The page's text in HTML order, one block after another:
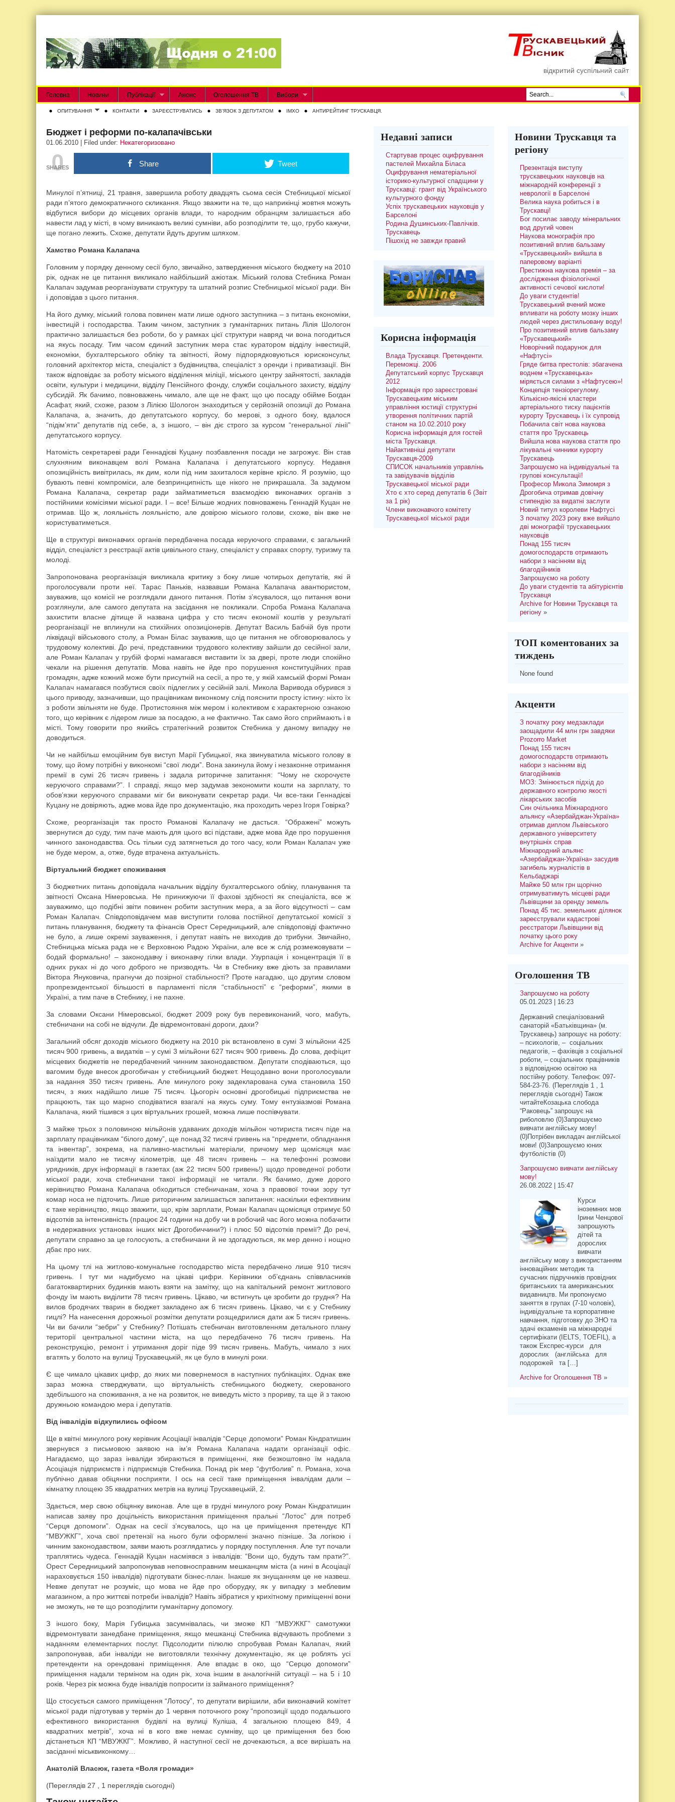
відкритий суспільний сайт
Головна Новини Публікації Анонс Оголошення ТВ Вибори
ОПИТУВАННЯ КОНТАКТИ ЗАРЕЄСТРУВАТИСЬ ЗВʼЯЗОК З ДЕПУТАТОМ IMXO АНТИРЕЙТИНГ ТРУСКАВЦЯ.
Бюджет і реформи по-калапачівськи
01.06.2010 | Filed under: Некатегоризовано
0
SHARES Share Tweet
Минулої п’ятниці, 21 травня, завершила роботу двадцять сьома сесія Стебницької міської
ради п’ятого демократичного скликання. Якщо зважити на те, що наприкінці жовтня можуть
відбутися вибори до місцевих органів влади, то народним обранцям залишається або
навести лад у місті, в чому виникають великі сумніви, або розподілити те, що, грубо кажучи,
ще погано лежить. Схоже, депутати йдуть другим шляхом.
Хамство Романа Калапача
Головним у порядку денному сесії було, звичайно, затвердження міського бюджету на 2010
рік, однак не це питання викликало найбільший ажіотаж. Міський голова Стебника Роман
Калапач задумав реорганізувати структуру та штатний розпис Стебницької міської ради. Він
і доповідав з цього питання.
На його думку, міський голова повинен мати лише одного заступника – з питань економіки,
інвестицій і господарства. Таким чином, заступник з гуманітарних питань Лілія Шологон
практично залишається без роботи, бо у рамках цієї структури навряд чи вона погодиться
на якусь посаду. Тим часом єдиний заступник мера стає куратором відділу інвестицій,
економіки, бухгалтерського обліку та звітності, йому підпорядковуються юрисконсульт,
головний архітектор міста, спеціаліст з будівництва, спеціаліст з оренди і приватизації. Він
також відповідає за роботу міського відділення міліції, міського центру зайнятості, закладів
освіти, культури і медицини, відділу Пенсійного фонду, служби соціального захисту, відділу
субсидій. Як бачимо, повноважень чимало, але ще не факт, що цю посаду обійме Богдан
Асафат, який, схоже, разом з Лілією Шологон знаходиться у серйозній опозиції до Романа
Калапача, а, значить, до депутатського корпусу, бо мерові, з одного боку, вдалося
“підім’яти” депутатів під себе, а, з іншого, – він діє строго за курсом “генеральної лінії”
депутатського корпусу.
Натомість секретареві ради Геннадієві Куцану позбавлення посади не загрожує. Він став
слухняним виконавцем волі Романа Калапача і депутатського корпусу. Недавня
опозиційність вивітрилась, як дим, коли під ним захиталося керівне крісло. Я розумію, що
бувають певні компроміси, але безпринципність ще нікого не прикрашала. За задумом
Романа Калапача, секретар ради займатиметься взаємодією виконавчих органів з
постійними комісіями міської ради. І – все! Більше жодних повноважень Геннадій Куцан не
отримав. Що ж, лояльність лояльністю, але довірою міського голови, схоже, він вже не
користуватиметься.
Ще в структурі виконавчих органів передбачена посада керуючого справами, є загальний
відділ, спеціаліст з реєстрації актів цивільного стану, спеціаліст у справах спорту, туризму та
молоді.
Запропонована реорганізація викликала критику з боку лише чотирьох депутатів, які й
проголосували проти неї. Тарас Паньків, назвавши Романа Калапача авантюристом,
зауважив, що комісії не розглядали даного питання. Потім з’ясувалося, що питання вони
розглянули, але самого депутата на засідання не покликали. Спроба Романа Калапача
захистити власне дітище й названа цифра у сто тисяч економії коштів у результаті
реорганізації не вплинули на стихійних опозиціонерів. Депутат Василь Бабчій був проти
ліквідації військового столу, а Роман Білас зауважив, що це питання не обговорювалось у
трудовому колективі. До речі, представники трудового колективу зайшли до сесійної зали,
але Роман Калапач у грубій формі намагався виставити їх за двері, проте люди спокійно
чекали на рішення депутатів. Мова навіть не йде про порушення конституційних прав
громадян, адже кожний може бути присутній на сесії, а про те, у якій хамській формі Роман
Калапач намагався позбутися своїх підлеглих у сесійній залі. Микола Варивода обурився з
цього приводу, зазначивши, що працівникам виконкому слід пояснити просту істину: ніхто їх
з роботи звільняти не буде. Протистояння між мером і колективом є характерною ознакою
того, що керівник є лідером лише за посадою, а не фактично. Так само його сприймають і в
місті. Тому говорити про якийсь стратегічний розвиток Стебника у даному випадку не
доводиться.
Чи не найбільш емоційним був виступ Марії Губицької, яка звинуватила міського голову в
тому, що йому потрібні у виконкомі “свої люди”. Вона закинула йому і незаконне отримання
премії в сумі 26 тисяч гривень і задала риторичне запитання: “Чому не скорочуєте
керуючого справами?”. І справді, якщо мер задумав зекономити кошти на зарплату, то
обов’язки керуючого справами міг би виконувати секретар ради. Чи все-таки Геннадієві
Куцану не довіряють, адже мова йде про документацію, яка проходить через Ігоря Говірка?
Схоже, реорганізація так просто Романові Калапачу не дасться. “Ображені” можуть
звернутися до суду, тим паче мають для цього всі підстави, адже мова йде про порушення
чинного законодавства. Ось тільки суд затягнеться до того часу, коли Роман Калапач уже
не буде мером, а, отже, буде втрачена актуальність.
Віртуальний бюджет споживання
З бюджетних питань доповідала начальник відділу бухгалтерського обліку, планування та
звітності Оксана Німеровська. Не принижуючи її фахові здібності як спеціаліста, все ж
зауважимо, що подібні звіти повинен робити заступник мера, а за його відсутності – сам
Роман Калапач. Співдоповідачем мав виступити голова постійної депутатської комісії з
питань планування, бюджету та фінансів Орест Середницький, але співдоповіді фактично
не було, а лише окремі зауваження, і депутат навіть не виходив до трибуни. Звичайно,
Стебницька міська рада не є Верховною Радою України, але все ж слід розмежовувати –
бодай формально! – законодавчу і виконавчу гілки влади. Узурпація і концентрація її в
одних руках ні до чого доброго не призводять. Чи в Стебнику вже діють за правилами
Віктора Януковича, прагнучи до позірної стабільності? Проте нагадаю, що другим словом
пропрезидентської більшості в парламенті після “стабільності” є “реформи”, якими в
Україні, а тим паче в Стебнику, і не пахне.
За словами Оксани Німеровської, бюджет 2009 року був перевиконаний, чого, мабуть,
стебничани на собі не відчули. Де відремонтовані дороги, дахи?
Загальний обсяг доходів міського бюджету на 2010 рік встановлено в сумі 3 мільйони 425
тисяч 900 гривень, а видатків – у сумі 3 мільйони 627 тисяч 900 гривень. До слова, дефіцит
місцевих бюджетів не передбачений чинним законодавством. Депутати сподіваються, що
вагомим буде внесок дрогобичан у стебницький бюджет. Нещодавно вони проголосували
за надання 350 тисяч гривень. Але минулого року задекларована сума становила 150
тисяч, з яких надійшло лише 75 тисяч. Цьогоріч основні дрогобицькі підприємства не
працюють, так що марно сподіватися взагалі на якусь суму. Тому ентузіазмові Романа
Калапача, який тішився з цих віртуальних грошей, можна лише поспівчувати.
З майже трьох з половиною мільйонів удаваних доходів мільйон чотириста тисяч піде на
зарплату працівникам “білого дому”, ще понад 32 тисячі гривень на “предмети, обладнання
та інвентар”, зокрема, на паливно-мастильні матеріали, причому мер щомісяця має
наїздити мало не тисячу кілометрів, ще 48 тисяч гривень – на телефонні розмови
урядників, друк інформації в газетах (аж 22 тисяч 500 гривень!) щодо проведеної роботи
міської ради, хоча стебничани такої інформації не читали. Як бачимо, дуже дорого
керівництво Романа Калапача обходиться стебничанам, хоча з правової точки зору тут
комар носа не підточить. Лише риторичним залишається запитання: наскільки ефективним
є таке керівництво, якщо зважити, що, крім зарплати, Роман Калапач щомісяця отримує 50
відсотків за інтенсивність (працює 24 години на добу чи в робочий час його можна побачити
в недержавних установах інших міст Дрогобиччини?) і плюс 50 відсотків премії? До речі,
депутати справно за це голосують, а стебничани й не здогадуються, як мер денно і нощно
дбає про них.
На цьому тлі на житлово-комунальне господарство міста передбачено лише 910 тисяч
гривень. І тут ми надибуємо на цікаві цифри. Керівники об’єднань співвласників
багатоквартирних будинків мають взяти на замітку, що на капітальний ремонт житлового
фонду їм мають виділити 78 тисяч гривень. Цікаво, чи встигнуть це зробити до грудня? На
вилов бродячих тварин в бюджет закладено аж 6 тисяч гривень. Цікаво, чи є у Стебнику
гицлі? На нанесення дорожньої розмітки депутати розщедрилися дати аж 5 тисяч гривень.
Чи ви бачили “зебри” у Стебнику? Потішать стебничан виготовленням детального плану
території центральної частини міста, на що передбачено 76 тисяч гривень. На
реконструкцію, ремонт і утримання доріг піде 99 тисяч гривень. Мабуть, чимало з них
вгатять у болото на вулиці Трускавецькій, як це було в минулі роки.
Є ще чимало цікавих цифр, до яких ми повернемося в наступних публікаціях. Однак вже
зараз можна стверджувати, що віртуальність стебницького бюджету, скерованого
здебільшого на споживання, а не на розвиток, не виведуть місто з прориву, та ще й з такою
дружньою командою мера і депутатів.
Від інвалідів відкупились офісом
Ще в квітні минулого року керівник Асоціації інвалідів “Серце допомоги” Роман Кіндратишин
звернувся з письмовою заявою на ім’я Романа Калапача надати організації офіс.
Нагадаємо, що зараз інваліди збираються в приміщенні, яке безкоштовно їм надала
Асоціація підприємств і підприємців Стебника. Понад рік мер “футболив” п. Романа, хоча
публічно давав обіцянки посприяти. І ось на сесії таке приміщення інвалідам дали –
кімнатку площею 35 квадратних метрів на вулиці Трускавецькій, 2.
Здається, мер свою обіцянку виконав. Але ще в грудні минулого року Роман Кіндратишин
написав заяву про доцільність використання приміщення пральні “Лотос” для потреб
“Серця допомоги”. Однак на сесії з’ясувалось, що на це приміщення претендує КП
“МВУЖКГ”, хоча свої претензії на нього були оформлені значно пізніше. За логікою і
чинним законодавством, заяви мають розглядатись у порядку поступлення. Але тут почали
траплятись чудеса. Геннадій Куцан насміявся з інвалідів: “Вони що, будуть там прати?”.
Орест Середницький запропонував неповносправним мешканцям міста (а нині в Асоціації
нараховується 150 інвалідів) підготувати бізнес-план. Інакше як знущанням це не назвеш.
Невже депутат не розуміє, що мова не йде про оборудку, як у випадку з меблевим
магазином, а про життєві потреби інвалідів? Навіть зібратися у крихітному приміщенні вони
не зможуть, не те що розподілити гуманітарну допомогу.
З іншого боку, Марія Губицька засумнівалась, чи зможе КП “МВУЖКГ” самотужки
відремонтувати занедбане приміщення, якщо мешканці Стебника відчувають проблеми з
наданням елементарних послуг. Підсолодити пілюлю спробував Роман Калапач, який
запропонував, аби інваліди не виготовляли технічну документацію, як це роблять усі
претенденти на орендовані приміщення. Але впадає в око, що “Серцю допомоги”
приміщення надали терміном на один рік, хоча іншим в аналогічній ситуації – на 5 і 10
років. Через рік можна буде інвалідів попросити із займаного приміщення?
Що стосується самого приміщення “Лотосу”, то депутати вирішили, аби виконавчий комітет
міської ради підготував у термін до 1 червня поточного року “пропозиції щодо подальшого
ефективного використання будівлі на вулиці Куліша, 4 загальною площею 849, 4
квадратних метрів”, хоча ні в кого вже немає сумніву, що це приміщення без бою
дістанеться КП “МВУЖКГ”. Можливо, й наступної сесії не дочекаються, а все вирішать на
засіданні міськвиконкому…
Анатолій Власюк, газета «Воля громади»
(Переглядів 27 , 1 переглядів сьогодні)
Недавні записи
Стартував процес оцифрування
пастелей Михайла Біласа
Оцифрування нематеріальної
історико-культурної спадщини у
Трускавці: грант від Українського
культурного фонду
Успіх трускавецьких науковців у
Барселоні
Родина Душинських-Павлічків.
Трускавець
Пішохід не завжди правий
Корисна інформація
Влада Трускавця. Претенденти.
Переможці. 2006
Депутатський корпус Трускавця
2012
Інформація про зареєстровані
Трускавецьким міським
управління юстиції структурні
утворення політичних партій
станом на 10.02.2010 року
Корисна інформація для гостей
міста Трускавця.
Найактивніші депутати
Трускавця-2009
СПИСОК начальників управлінь
та завідувачів відділів
Трускавецької міської ради
Хто є хто серед депутатів 6 (Звіт
за 1 рік)
Члени виконавчого комітету
Трускавецької міської ради
Новини Трускавця та
регіону
Презентація виступу
трускавецьких науковців на
міжнародній конференції з
неврології в Барселоні
Велика наука робиться і в
Трускавці!
Бог посилає заводу мінеральних
вод другий човен
Наукова монографія про
позитивний вплив бальзаму
«Трускавецький» вийшла в
паперовому варіанті
Престижна наукова премія – за
дослідження фізіологічної
активності сечової кислоти!
До уваги студентів!
Трускавецький вчений може
впливати на роботу мозку інших
людей через дистильовану воду!
Про позитивний вплив бальзаму
«Трускавецький»
Новорічний подарунок для
«Нафтусі»
Гряде битва престолів: збагачена
воднем «Трускавецька»
міряється силами з «Нафтусею»!
Концепція тензіорегулому.
Кількісно-якісні кластери
артеріального тиску пацієнтів
курорту Трускавець і їх супровід
Побачила світ нова наукова
стаття про Трускавець
Вийшла нова наукова стаття про
лікувальні чинники курорту
Трускавець
Запрошуємо на індивідуальні та
групові консультації!
Професор Микола Зимомря з
Дрогобича отримав довічну
стипендію за видатні заслуги
Новий титул королеви Нафтусі
З початку 2023 року вже вийшло
дві монографії трускавецьких
науковців
Понад 155 тисяч
домогосподарств отримають
набори з насінням від
благодійників
Запрошуємо на роботу
До уваги студентів та абітурієнтів
Трускавця
Archive for Новини Трускавця та
регіону»
ТОП коментованих за
тиждень
None found
Акценти
З початку року медзаклади
заощадили 44 млн грн завдяки
Prozorro Market
Понад 155 тисяч
домогосподарств отримають
набори з насінням від
благодійників
МОЗ: Змінюється підхід до
державного контролю якості
лікарських засобів
Син очільника Міжнародного
альянсу «Азербайджан-Україна»
отримав диплом Львівського
державного університету
внутрішніх справ
Міжнародний альянс
«Азербайджан-Україна» засудив
загибель журналістів в
Кельбаджарі
Майже 50 млн грн щорічно
отримуватимуть місцеві ради
Львівщини за оренду земель
Понад 45 тис. земельних ділянок
зареєстрували кадастрові
реєстратори Львівщини від
початку цього року
Archive for Акценти»
Оголошення ТВ
Запрошуємо на роботу
05.01.2023 | 16:23
Державний спеціалізований
санаторій «Батьківщина» (м.
Трускавець) запрошує на роботу:
– психологів, – соціальних
педагогів, – фахівців з соціальної
роботи, – соціальних працівників
з відповідною освітою на
постійну роботу. Телефон: 097-
584-23-76. (Переглядів 1 , 1
переглядів сьогодні) Також
читайтеКозацька слобода
“Раковець” запрошує на
риболовлю (0)Запрошуємо
вивчати англійську мову!
(0)Потрібен викладач англійської
мови! (0)Запрошуємо юних
футболістів (0)
Запрошуємо вивчати англійську
мову!
26.08.2022 | 15:47
Курси
іноземних мов
Ірини Ченцової
запрошують
дітей та
дорослих
вивчати
англійську мову з використанням
інноваційних методик та
сучасних підручників провідних
британських та американських
видавництв. Ми пропонуємо
заняття в групах (7-10 чоловік),
індивідуальне та корпоративне
навчання, підготовку до ЗНО та
здачі екзаменів на міжнародні
сертифікати (IELTS, TOEFIL), а
також Експрес-курси для
дорослих (англійська для
подорожей та […]
Archive for Оголошення ТВ »